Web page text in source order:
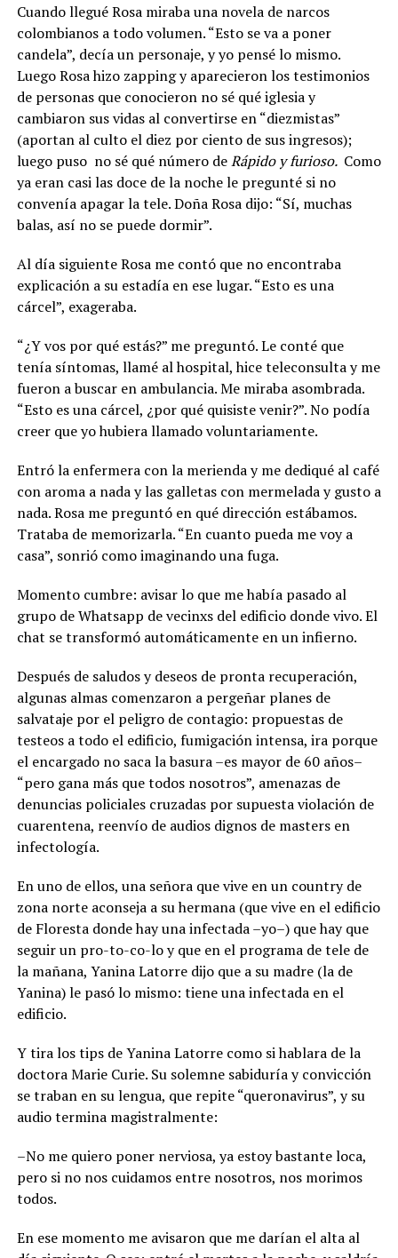
Cuando llegué Rosa miraba una novela de narcos
colombianos a todo volumen. “Esto se va a poner
candela”, decía un personaje, y yo pensé lo mismo.
Luego Rosa hizo zapping y aparecieron los testimonios
de personas que conocieron no sé qué iglesia y
cambiaron sus vidas al convertirse en “diezmistas”
(aportan al culto el diez por ciento de sus ingresos);
luego puso no sé qué número deRápido y furioso. Como
ya eran casi las doce de la noche le pregunté si no
convenía apagar la tele. Doña Rosa dijo: “Sí, muchas
balas, así no se puede dormir”.
Al día siguiente Rosa me contó que no encontraba
explicación a su estadía en ese lugar. “Esto es una
cárcel”, exageraba.
“¿Y vos por qué estás?” me preguntó. Le conté que
tenía síntomas, llamé al hospital, hice teleconsulta y me
fueron a buscar en ambulancia. Me miraba asombrada.
“Esto es una cárcel, ¿por qué quisiste venir?”. No podía
creer que yo hubiera llamado voluntariamente.
Entró la enfermera con la merienda y me dediqué al café
con aroma a nada y las galletas con mermelada y gusto a
nada. Rosa me preguntó en qué dirección estábamos.
Trataba de memorizarla. “En cuanto pueda me voy a
casa”, sonrió como imaginando una fuga.
Momento cumbre: avisar lo que me había pasado al
grupo de Whatsapp de vecinxs del edificio donde vivo. El
chat se transformó automáticamente en un infierno.
Después de saludos y deseos de pronta recuperación,
algunas almas comenzaron a pergeñar planes de
salvataje por el peligro de contagio: propuestas de
testeos a todo el edificio, fumigación intensa, ira porque
el encargado no saca la basura –es mayor de 60 años–
“pero gana más que todos nosotros”, amenazas de
denuncias policiales cruzadas por supuesta violación de
cuarentena, reenvío de audios dignos de masters en
infectología.
En uno de ellos, una señora que vive en un country de
zona norte aconseja a su hermana (que vive en el edificio
de Floresta donde hay una infectada –yo–) que hay que
seguir un pro-to-co-lo y que en el programa de tele de
la mañana, Yanina Latorre dijo que a su madre (la de
Yanina) le pasó lo mismo: tiene una infectada en el
edificio.
Y tira los tips de Yanina Latorre como si hablara de la
doctora Marie Curie. Su solemne sabiduría y convicción
se traban en su lengua, que repite “queronavirus”, y su
audio termina magistralmente:
–No me quiero poner nerviosa, ya estoy bastante loca,
pero si no nos cuidamos entre nosotros, nos morimos
todos.
En ese momento me avisaron que me darían el alta al